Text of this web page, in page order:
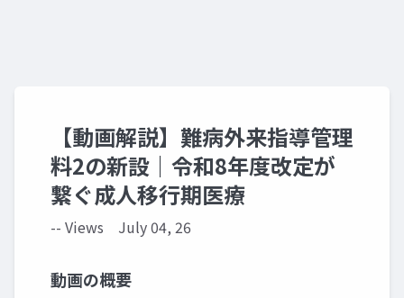
【動画解説】難病外来指導管理
料2の新設｜令和8年度改定が
繋ぐ成人移行期医療
-- Views July 04, 26
動画の概要